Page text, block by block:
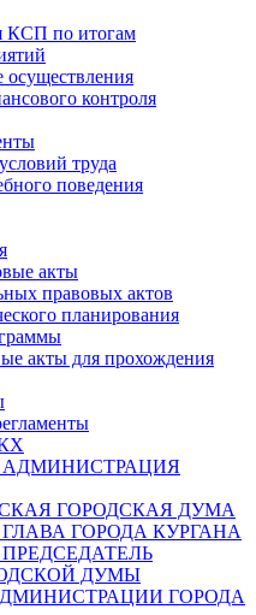
КСП по итогам
контроля
труда
поведения
акты
правовых актов
планирования
акты для прохождения
ГОРОДСКАЯ ДУМА
ГОРОДА КУРГАНА
ДУМЫ
ГОРОДА